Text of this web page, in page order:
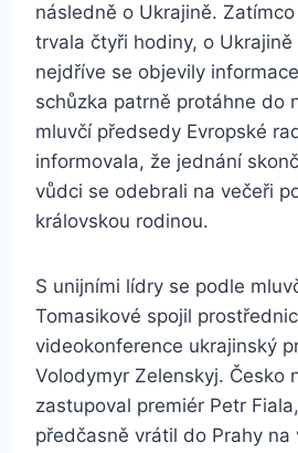
následně o Ukrajině.
trvala čtyři hodiny, o
nejdříve se objevily
schůzka patrně protáhne do
mluvčí předsedy Evropské
informovala, že jednání
vůdci se odebrali na večeři
královskou rodinou.
S unijními lídry se podle
Tomasikové spojil
videokonference ukrajinský
Volodymyr Zelenskyj. Česko
zastupoval premiér Petr
předčasně vrátil do Prahy na